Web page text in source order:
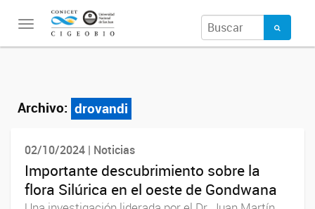
Toggle
navigation
Archivo: drovandi
02/10/2024 | Noticias
Importante descubrimiento sobre la
flora Silúrica en el oeste de Gondwana